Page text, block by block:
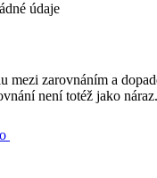
údaje
mezi zarovnáním a
není totéž jako náraz.